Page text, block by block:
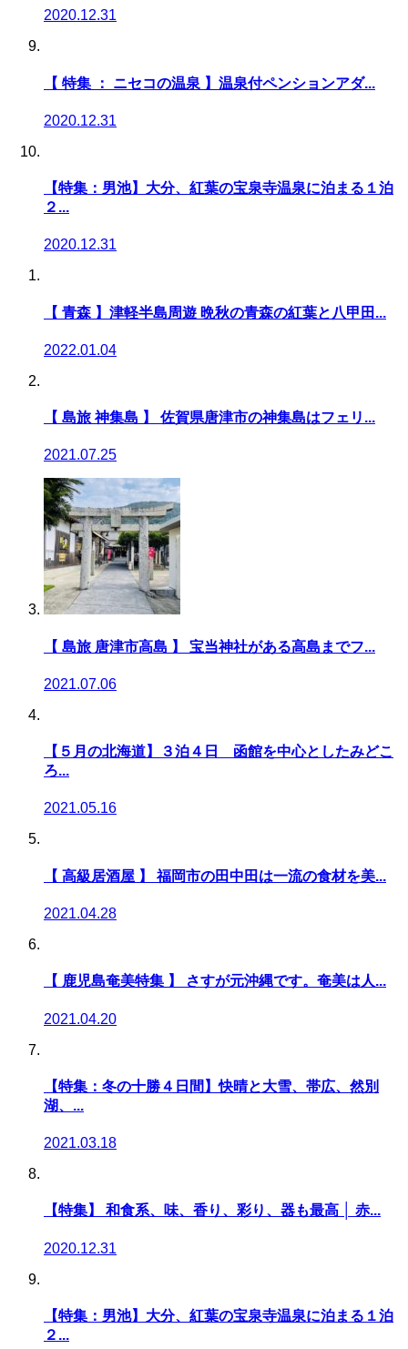
2020.12.31
【 特集 ： ニセコの温泉 】温泉付ペンションアダ...
2020.12.31
【特集：男池】大分、紅葉の宝泉寺温泉に泊まる１泊
２...
2020.12.31
【 青森 】津軽半島周遊 晩秋の青森の紅葉と八甲田...
2022.01.04
【 島旅 神集島 】 佐賀県唐津市の神集島はフェリ...
2021.07.25
【 島旅 唐津市高島 】 宝当神社がある高島までフ...
2021.07.06
【５月の北海道】３泊４日 函館を中心としたみどこ
ろ...
2021.05.16
【 高級居酒屋 】 福岡市の田中田は一流の食材を美...
2021.04.28
【 鹿児島奄美特集 】 さすが元沖縄です。奄美は人...
2021.04.20
【特集：冬の十勝４日間】快晴と大雪、帯広、然別
湖、...
2021.03.18
【特集】 和食系、味、香り、彩り、器も最高 │ 赤...
2020.12.31
【特集：男池】大分、紅葉の宝泉寺温泉に泊まる１泊
２...